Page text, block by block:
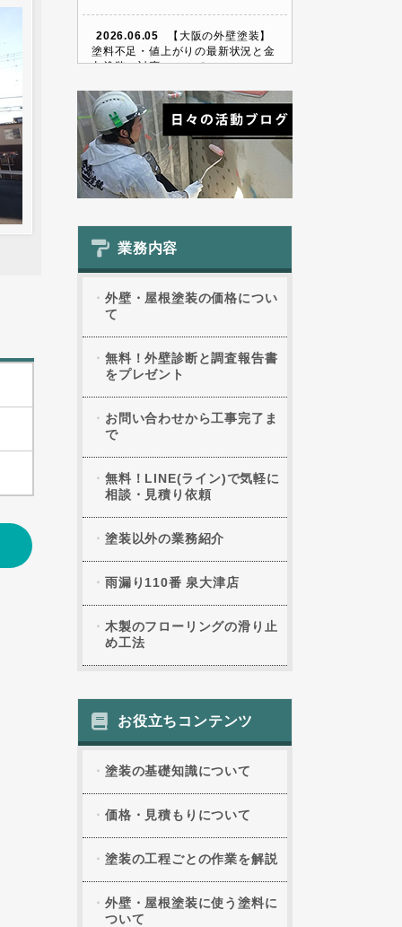
2026.06.05
【大阪の外壁塗装】
塗料不足・値上がりの最新状況と金
丸塗装の対応について
業務内容
外壁・屋根塗装の価格につい
て
無料！外壁診断と調査報告書
をプレゼント
お問い合わせから工事完了ま
で
無料！LINE(ライン)で気軽に
相談・見積り依頼
塗装以外の業務紹介
雨漏り110番 泉大津店
木製のフローリングの滑り止
め工法
お役立ちコンテンツ
塗装の基礎知識について
価格・見積もりについて
塗装の工程ごとの作業を解説
外壁・屋根塗装に使う塗料に
ついて